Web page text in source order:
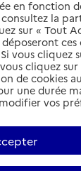
Ajouter
par:
Mode carte
à
en fonction
la
sur « Tout
vous cliquez
cliquez
de cookies
une durée
vos